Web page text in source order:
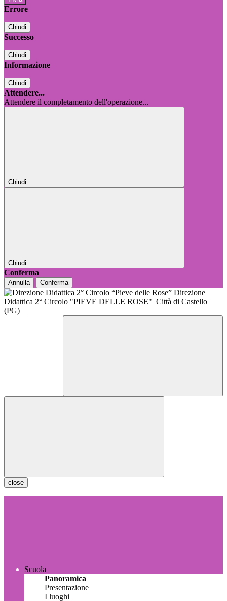
Errore
Chiudi
Successo
Chiudi
Informazione
Chiudi
Attendere...
Attendere il completamento dell'operazione...
Chiudi
Chiudi
Conferma
Annulla Conferma
Direzione
Didattica 2° Circolo "PIEVE DELLE ROSE" Città di Castello
(PG)
close
Scuola
Panoramica
Presentazione
I luoghi